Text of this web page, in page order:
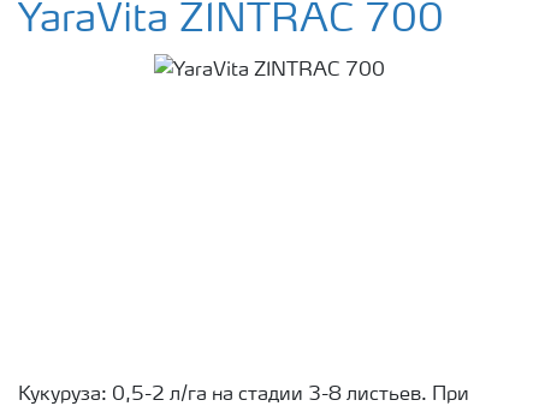
YaraVita ZINTRAC 700
Кукуруза: 0,5-2 л/га на стадии 3-8 листьев. При